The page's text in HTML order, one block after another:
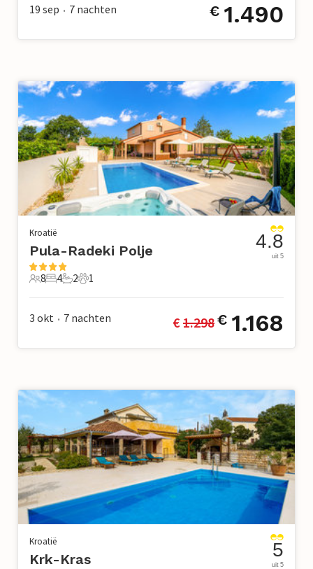
19 sep • 7 nachten € 1.490
Kroatië
Pula-Radeki Polje
8 Gasten
8
4 Slaapkamers
4
2 Badkamers
2
1 Huisdier
1
4.8
uit 5
3 okt • 7 nachten € 1.298€ 1.168
Kroatië
Krk-Kras 5
uit 5